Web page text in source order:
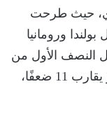
حيث طرحت
ورومانيا
النصف الأول من
العام أكثر من 30,000 سيارة مباعة بنمو يقارب 11 ضعفًا،